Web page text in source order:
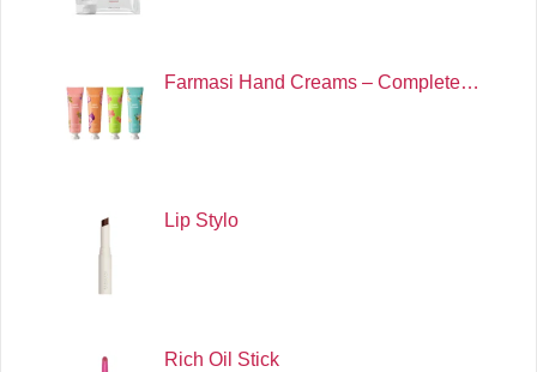
Farmasi Hand Creams – Complete…
Lip Stylo
Rich Oil Stick